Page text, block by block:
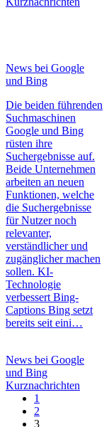
News bei Google
und Bing
Die beiden führenden
Suchmaschinen
Google und Bing
rüsten ihre
Suchergebnisse auf.
Beide Unternehmen
arbeiten an neuen
Funktionen, welche
die Suchergebnisse
für Nutzer noch
relevanter,
verständlicher und
zugänglicher machen
sollen. KI-
Technologie
verbessert Bing-
Captions Bing setzt
bereits seit eini…
News bei Google
und Bing
Kurznachrichten
1
2
3